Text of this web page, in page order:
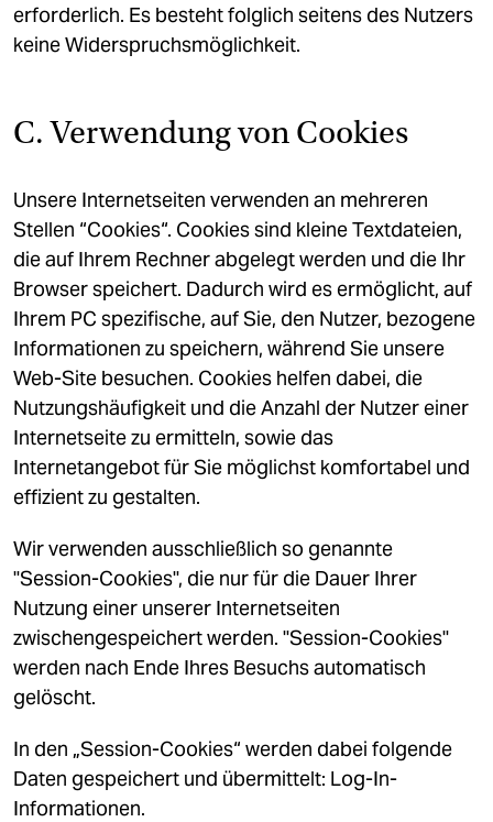
erforderlich. Es besteht folglich seitens des Nutzers
keine Widerspruchsmöglichkeit.
C. Verwendung von Cookies
Unsere Internetseiten verwenden an mehreren
Stellen “Cookies“. Cookies sind kleine Textdateien,
die auf Ihrem Rechner abgelegt werden und die Ihr
Browser speichert. Dadurch wird es ermöglicht, auf
Ihrem PC spezifische, auf Sie, den Nutzer, bezogene
Informationen zu speichern, während Sie unsere
Web-Site besuchen. Cookies helfen dabei, die
Nutzungshäufigkeit und die Anzahl der Nutzer einer
Internetseite zu ermitteln, sowie das
Internetangebot für Sie möglichst komfortabel und
effizient zu gestalten.
Wir verwenden ausschließlich so genannte
"Session-Cookies", die nur für die Dauer Ihrer
Nutzung einer unserer Internetseiten
zwischengespeichert werden. "Session-Cookies"
werden nach Ende Ihres Besuchs automatisch
gelöscht.
In den „Session-Cookies“ werden dabei folgende
Daten gespeichert und übermittelt: Log-In-
Informationen.